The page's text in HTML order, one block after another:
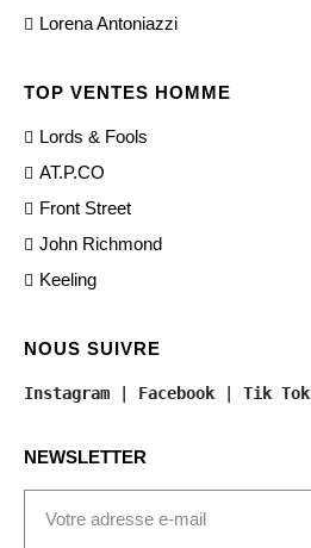
Lorena Antoniazzi
TOP VENTES HOMME
Lords & Fools
AT.P.CO
Front Street
John Richmond
Keeling
NOUS SUIVRE
Instagram | Facebook | Tik Tok
NEWSLETTER